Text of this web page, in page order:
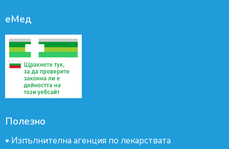
еМед
Полезно
• Изпълнителна агенция по лекарствата